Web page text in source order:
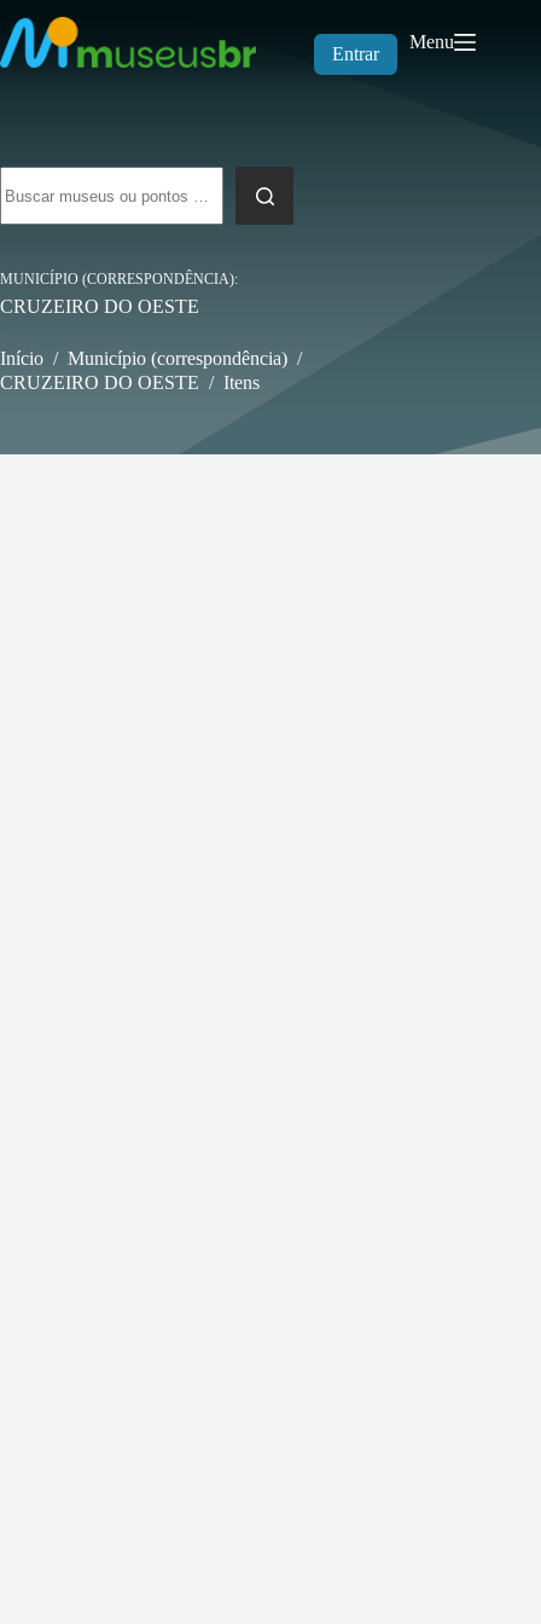
para
o
conteúdo
Entrar
Menu
resultados
MUNICÍPIO (CORRESPONDÊNCIA)
CRUZEIRO DO OESTE
Início / Município (correspondência) /
CRUZEIRO DO OESTE / Itens